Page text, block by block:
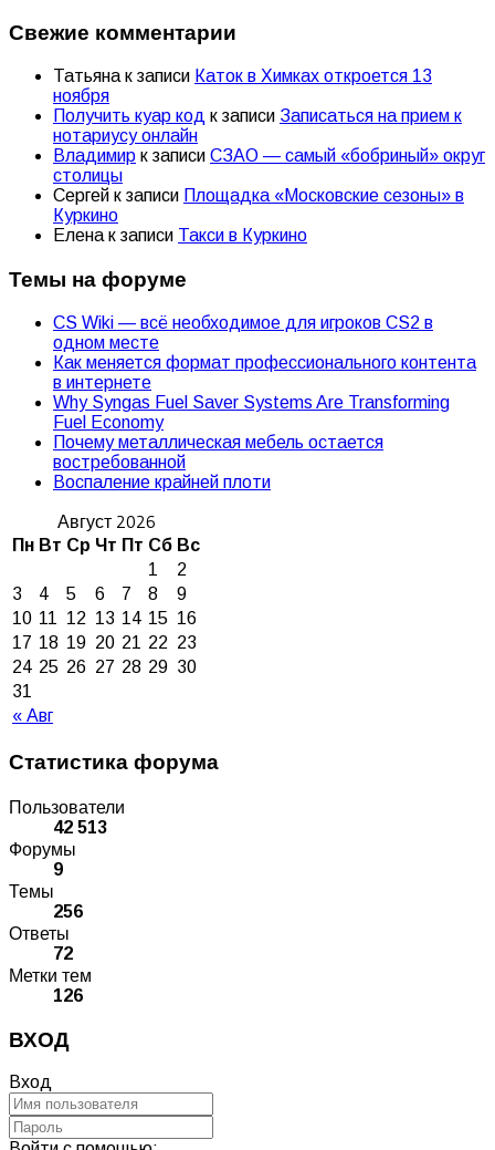
Свежие комментарии
Татьяна к записи Каток в Химках откроется 13
ноября
Получить куар код к записи Записаться на прием к
нотариусу онлайн
Владимир к записи СЗАО — самый «бобриный» округ
столицы
Сергей к записи Площадка «Московские сезоны» в
Куркино
Елена к записи Такси в Куркино
Темы на форуме
CS Wiki — всё необходимое для игроков CS2 в
одном месте
Как меняется формат профессионального контента
в интернете
Why Syngas Fuel Saver Systems Are Transforming
Fuel Economy
Почему металлическая мебель остается
востребованной
Воспаление крайней плоти
Август 2026
Пн Вт Ср Чт Пт Сб Вс
« Авг
1
2
3
4 5 6 7 8
9
10 11 12 13 14 15 16
17 18 19 20 21 22 23
24 25 26 27 28 29 30
31
Статистика форума
Пользователи
42 513
Форумы
9
Темы
256
Ответы
72
Метки тем
126
ВХОД
Вход